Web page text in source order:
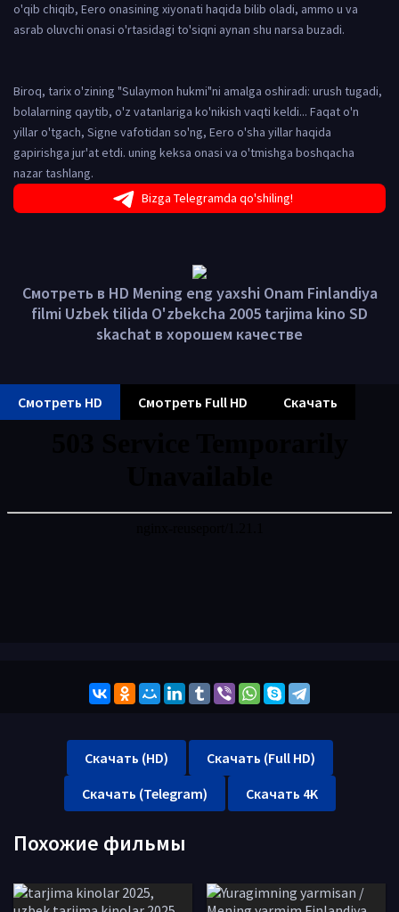
o'qib chiqib, Eero onasining xiyonati haqida bilib oladi, ammo u va
asrab oluvchi onasi o'rtasidagi to'siqni aynan shu narsa buzadi.
Biroq, tarix o'zining "Sulaymon hukmi"ni amalga oshiradi: urush tugadi,
bolalarning qaytib, o'z vatanlariga ko'nikish vaqti keldi... Faqat o'n
yillar o'tgach, Signe vafotidan so'ng, Eero o'sha yillar haqida
gapirishga jur'at etdi. uning keksa onasi va o'tmishga boshqacha
nazar tashlang.
Bizga Telegramda qo'shiling!
Смотреть в HD Mening eng yaxshi Onam Finlandiya
filmi Uzbek tilida O'zbekcha 2005 tarjima kino SD
skachat в хорошем качестве
Смотреть HD Смотреть Full HD Скачать
Скачать (HD)
Скачать (Full HD)
Скачать (Telegram)
Скачать 4K
Похожие фильмы